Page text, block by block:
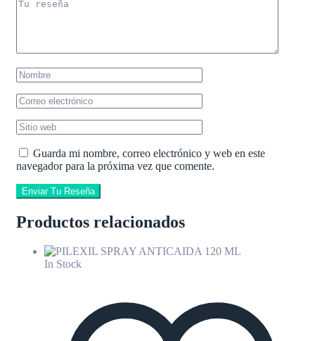
Guarda mi nombre, correo electrónico y web en este
navegador para la próxima vez que comente.
Enviar Tu Reseña
Productos relacionados
In Stock